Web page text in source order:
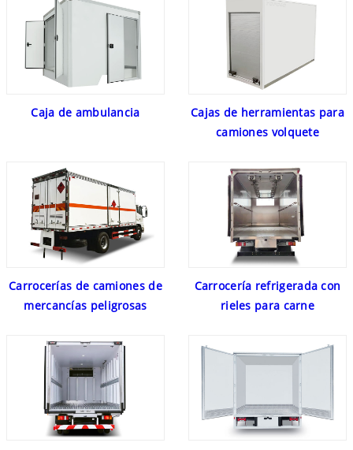
Caja de ambulancia
Cajas de herramientas para
camiones volquete
Carrocerías de camiones de
mercancías peligrosas
Carrocería refrigerada con
rieles para carne